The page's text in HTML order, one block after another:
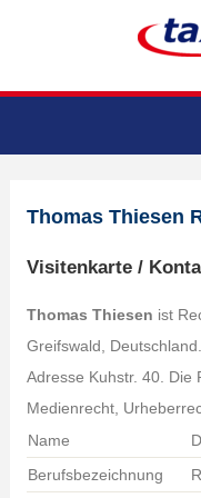
Thomas Thiesen
Visitenkarte /
Thomas Thiesen ist
Greifswald,
Adresse Kuhstr. 40. Die
Medienrecht,
Name
Berufsbezeichnung